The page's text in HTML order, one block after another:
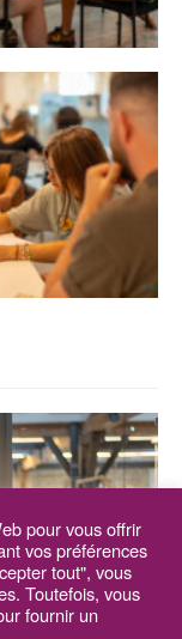
pour vous offrir
vos préférences
tout", vous
Toutefois, vous
fournir un